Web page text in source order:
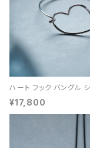
ハート フック バングル
¥17,800